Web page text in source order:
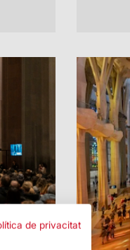
de privacitat